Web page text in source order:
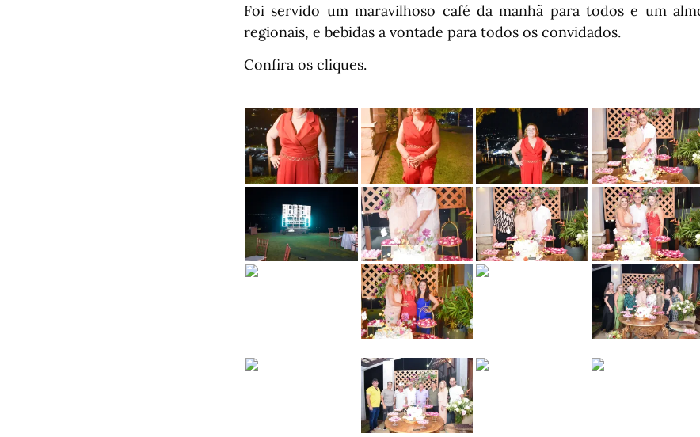
Foi servido um maravilhoso café da manhã para todos e um
regionais, e bebidas a vontade para todos os convidados.
Confira os cliques.